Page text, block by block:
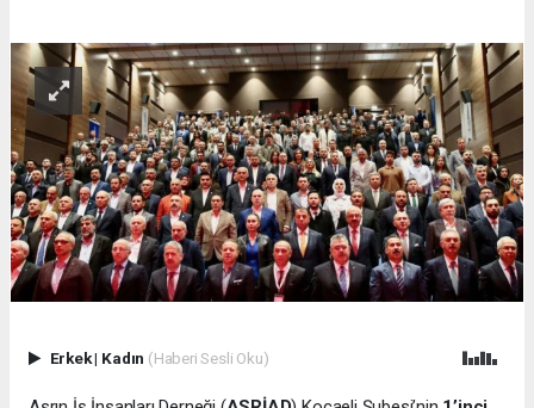
Erkek| Kadın (Haberi Sesli Oku)